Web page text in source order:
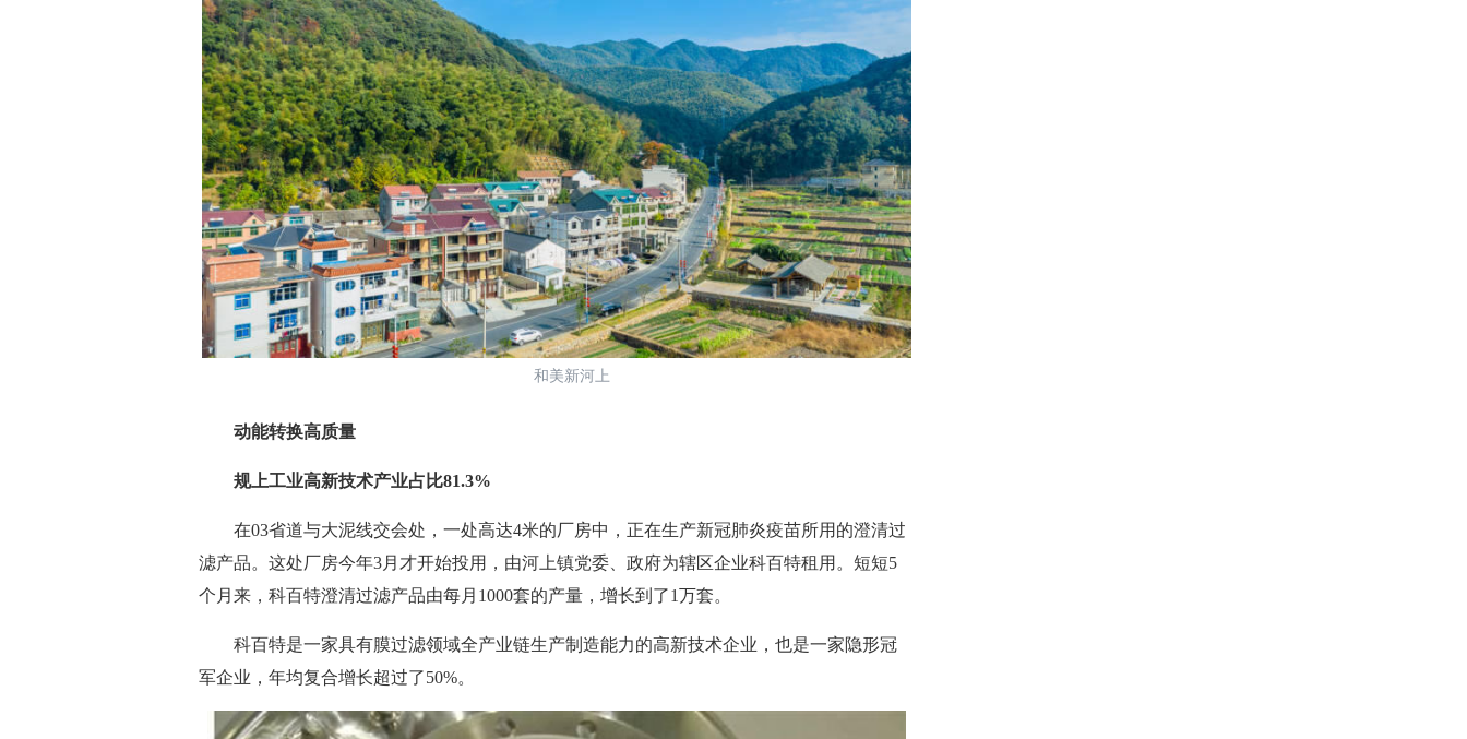
和美新河上
动能转换高质量
规上工业高新技术产业占比81.3%
在03省道与大泥线交会处，一处高达4米的厂房中，正在生产新冠肺炎疫苗所用的澄清过
滤产品。这处厂房今年3月才开始投用，由河上镇党委、政府为辖区企业科百特租用。短短5
个月来，科百特澄清过滤产品由每月1000套的产量，增长到了1万套。
科百特是一家具有膜过滤领域全产业链生产制造能力的高新技术企业，也是一家隐形冠
军企业，年均复合增长超过了50%。